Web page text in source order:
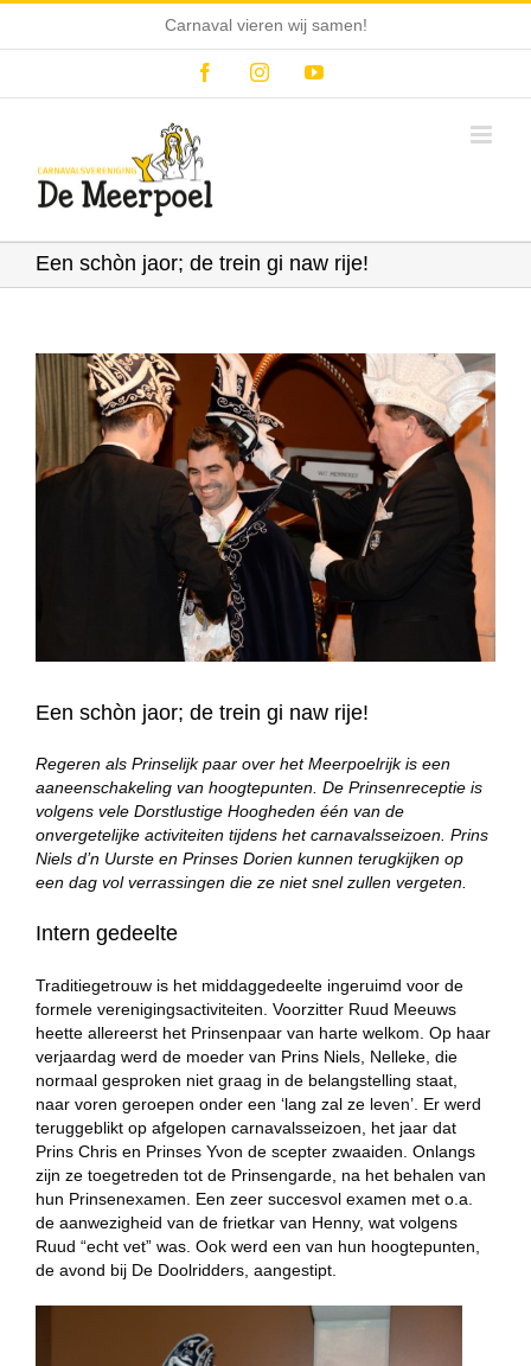
Carnaval vieren wij samen!
FacebookInstagramYouTube
Een schòn jaor; de trein gi naw rije!
Bekijk
grotere
afbeelding
Een schòn jaor; de trein gi naw rije!
Regeren als Prinselijk paar over het Meerpoelrijk is een
aaneenschakeling van hoogtepunten. De Prinsenreceptie is
volgens vele Dorstlustige Hoogheden één van de
onvergetelijke activiteiten tijdens het carnavalsseizoen. Prins
Niels d’n Uurste en Prinses Dorien kunnen terugkijken op
een dag vol verrassingen die ze niet snel zullen vergeten.
Intern gedeelte
Traditiegetrouw is het middaggedeelte ingeruimd voor de
formele verenigingsactiviteiten. Voorzitter Ruud Meeuws
heette allereerst het Prinsenpaar van harte welkom. Op haar
verjaardag werd de moeder van Prins Niels, Nelleke, die
normaal gesproken niet graag in de belangstelling staat,
naar voren geroepen onder een ‘lang zal ze leven’. Er werd
teruggeblikt op afgelopen carnavalsseizoen, het jaar dat
Prins Chris en Prinses Yvon de scepter zwaaiden. Onlangs
zijn ze toegetreden tot de Prinsengarde, na het behalen van
hun Prinsenexamen. Een zeer succesvol examen met o.a.
de aanwezigheid van de frietkar van Henny, wat volgens
Ruud “echt vet” was. Ook werd een van hun hoogtepunten,
de avond bij De Doolridders, aangestipt.